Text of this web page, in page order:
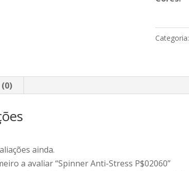
Categoria:
ainda.
a avaliar “Spinner Anti-Stress P$02060”